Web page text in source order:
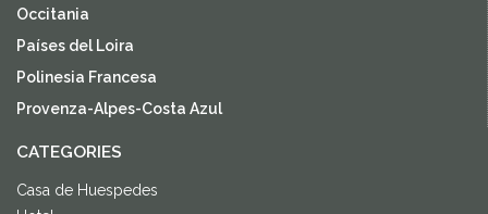
Occitania
Países del Loira
Polinesia Francesa
Provenza-Alpes-Costa Azul
CATEGORIES
Casa de Huespedes